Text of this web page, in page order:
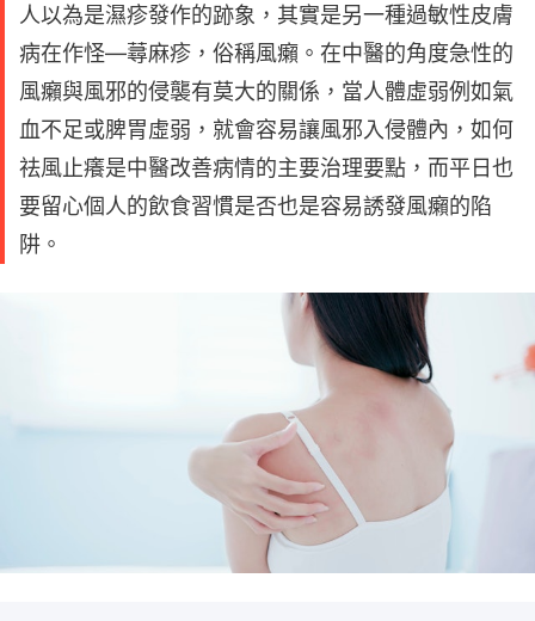
人以為是濕疹發作的跡象，其實是另一種過敏性皮膚
病在作怪—蕁麻疹，俗稱風癩。在中醫的角度急性的
風癩與風邪的侵襲有莫大的關係，當人體虛弱例如氣
血不足或脾胃虛弱，就會容易讓風邪入侵體內，如何
祛風止癢是中醫改善病情的主要治理要點，而平日也
要留心個人的飲食習慣是否也是容易誘發風癩的陷
阱。